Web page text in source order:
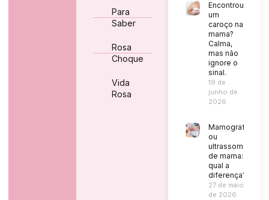
Para
Saber
Rosa
Choque
Vida
Rosa
Encontrou
um
caroço na
mama?
Calma,
mas não
ignore o
sinal.
19 de
junho de
2026
Mamografia
ou
ultrassom
de mama:
qual a
diferença?
27 de maio
de 2026